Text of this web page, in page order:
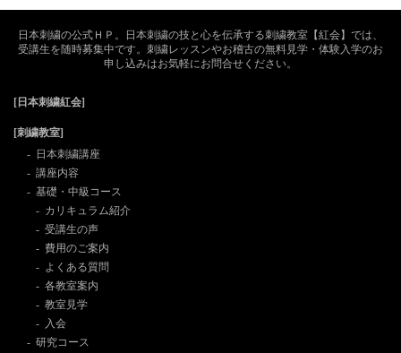
日本刺繍の公式ＨＰ。日本刺繍の技と心を伝承する刺繍教室【紅会】では、
受講生を随時募集中です。刺繍レッスンやお稽古の無料見学・体験入学のお
申し込みはお気軽にお問合せください。
[日本刺繍紅会]
[刺繍教室]
日本刺繍講座
講座内容
基礎・中級コース
カリキュラム紹介
受講生の声
費用のご案内
よくある質問
各教室案内
教室見学
入会
研究コース